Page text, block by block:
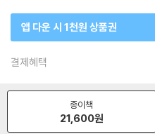
앱 다운 시 1천원 상품권
결제혜택
종이책
21,600원